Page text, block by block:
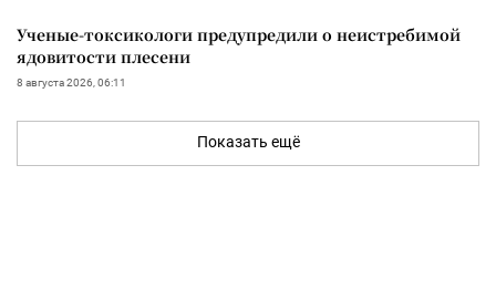
Ученые-токсикологи предупредили о неистребимой
ядовитости плесени
8 августа 2026, 06:11
Показать ещё